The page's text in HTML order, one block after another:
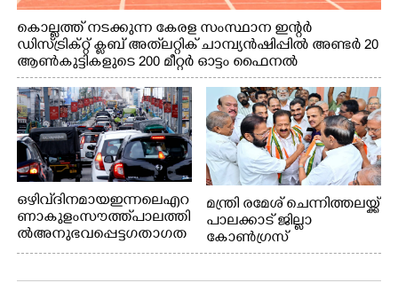
കൊല്ലത്ത് നടക്കുന്ന കേരള സംസ്ഥാന ഇന്റർ
ഡിസ്ട്രിക്റ്റ് ക്ലബ് അത്‌ലറ്റിക് ചാമ്പ്യൻഷിപ്പിൽ അണ്ടർ 20
ആൺകുട്ടികളുടെ 200 മീറ്റർ ഓട്ടം ഫൈനൽ
മത്സരത്തിനിടെ സിന്തറ്റിക് ട്രാക്കിന് കുറുകെ ഓടുന്ന
നായകൾ.
ഒഴിവ് ദിനമായ ഇന്നലെ എറ
ണാകുളം സൗത്ത് പാലത്തി
ൽ അനുഭവപ്പെട്ട ഗതാഗത
ക്കുരുക്ക്
മന്ത്രി രമേശ് ചെന്നിത്തലയ്ക്ക്
പാലക്കാട് ജില്ലാ
കോൺഗ്രസ്